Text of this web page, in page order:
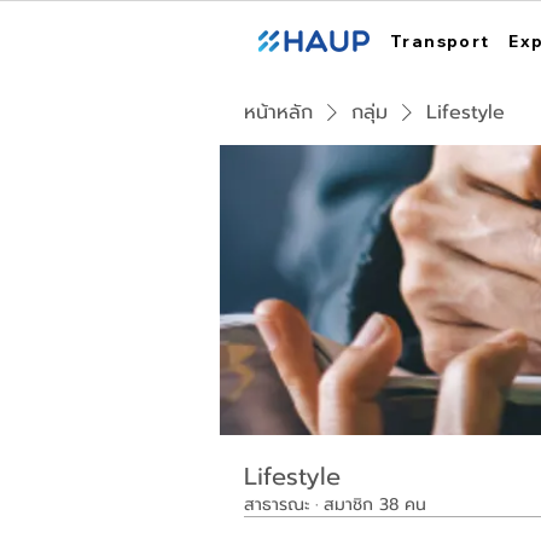
Transport
หน้าหลัก กลุ่ม Lifestyle
Lifestyle
สาธารณะ · สมาชิก 38 คน